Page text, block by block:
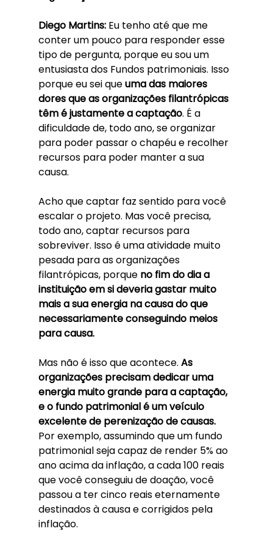
Diego Martins: Eu tenho até que me
conter um pouco para responder esse
tipo de pergunta, porque eu sou um
entusiasta dos Fundos patrimoniais. Isso
porque eu sei que uma das maiores
dores que as organizações filantrópicas
têm é justamente a captação. É a
dificuldade de, todo ano, se organizar
para poder passar o chapéu e recolher
recursos para poder manter a sua
causa.
Acho que captar faz sentido para você
escalar o projeto. Mas você precisa,
todo ano, captar recursos para
sobreviver. Isso é uma atividade muito
pesada para as organizações
filantrópicas, porque no fim do dia a
instituição em si deveria gastar muito
mais a sua energia na causa do que
necessariamente conseguindo meios
para causa.
Mas não é isso que acontece. As
organizações precisam dedicar uma
energia muito grande para a captação,
e o fundo patrimonial é um veículo
excelente de perenização de causas.
Por exemplo, assumindo que um fundo
patrimonial seja capaz de render 5% ao
ano acima da inflação, a cada 100 reais
que você conseguiu de doação, você
passou a ter cinco reais eternamente
destinados à causa e corrigidos pela
inflação.